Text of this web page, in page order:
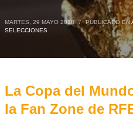
MARTES, 29 MAYO 2018 / PUBLICADO EN
SELECCIONES
La Copa del
la Fan Zone de